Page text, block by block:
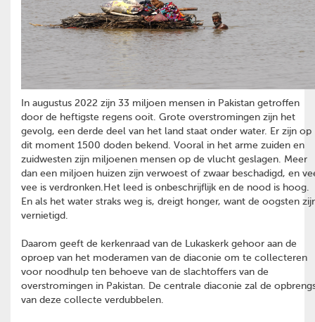
In augustus 2022 zijn 33 miljoen mensen in Pakistan getroffen
door de heftigste regens ooit. Grote overstromingen zijn het
gevolg, een derde deel van het land staat onder water. Er zijn op
dit moment 1500 doden bekend. Vooral in het arme zuiden en
zuidwesten zijn miljoenen mensen op de vlucht geslagen. Meer
dan een miljoen huizen zijn verwoest of zwaar beschadigd, en
vee is verdronken.Het leed is onbeschrijflijk en de nood is hoog.
En als het water straks weg is, dreigt honger, want de oogsten
vernietigd.
Daarom geeft de kerkenraad van de Lukaskerk gehoor aan de
oproep van het moderamen van de diaconie om te collecteren
voor noodhulp ten behoeve van de slachtoffers van de
overstromingen in Pakistan. De centrale diaconie zal de
van deze collecte verdubbelen.